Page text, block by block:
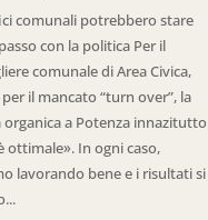
comunali potrebbero stare
con la politica Per il
comunale di Area Civica,
il mancato “turn over”, la
organica a Potenza innazitutto
ottimale». In ogni caso,
lavorando bene e i risultati si